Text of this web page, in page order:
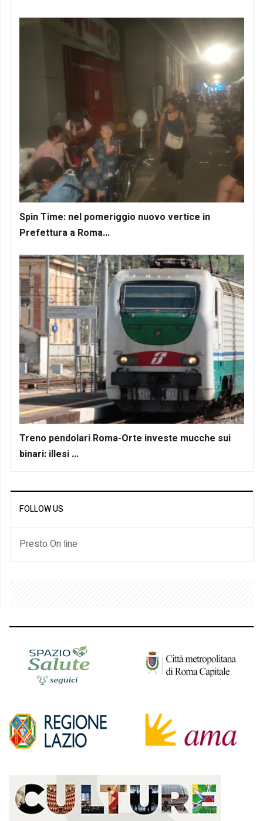
Spin Time: nel pomeriggio nuovo vertice in
Prefettura a Roma...
Treno pendolari Roma-Orte investe mucche sui
binari: illesi ...
FOLLOW US
Presto On line